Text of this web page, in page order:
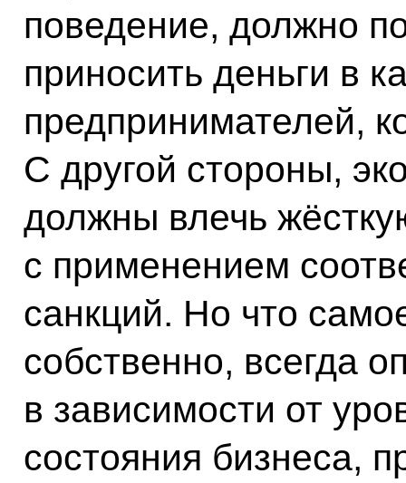
поведение, должно
приносить деньги в
предпринимателей,
С другой стороны,
должны влечь
с применением
санкций. Но что
собственно, всегда
в зависимости от
состояния бизнеса,